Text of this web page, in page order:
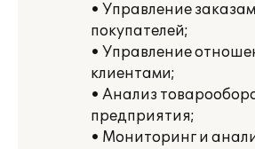
• Управление
покупателей;
• Управление
клиентами;
• Анализ
предприятия;
• Мониторинг и